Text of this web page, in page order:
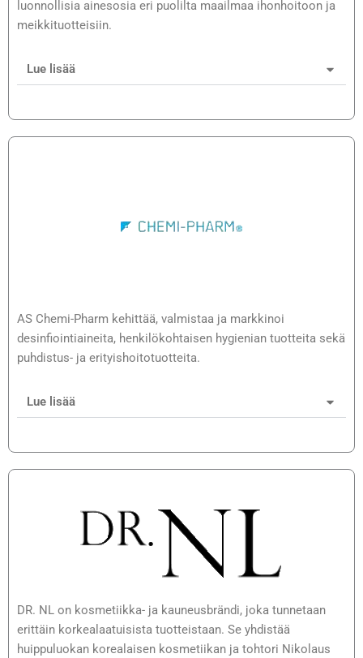
luonnollisia ainesosia eri puolilta maailmaa ihonhoitoon ja
meikkituotteisiin.
Lue lisää
AS Chemi-Pharm kehittää, valmistaa ja markkinoi
desinfiointiaineita, henkilökohtaisen hygienian tuotteita sekä
puhdistus- ja erityishoitotuotteita.
Lue lisää
DR. NL on kosmetiikka- ja kauneusbrändi, joka tunnetaan
erittäin korkealaatuisista tuotteistaan. Se yhdistää
huippuluokan korealaisen kosmetiikan ja tohtori Nikolaus